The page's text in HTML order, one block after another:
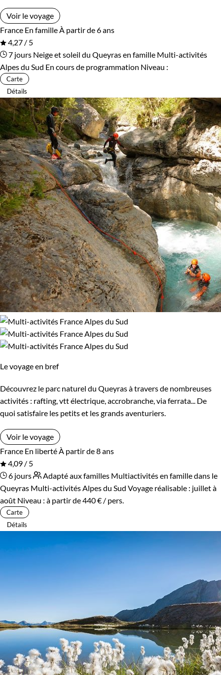
Voir le voyage
France En famille À partir de 6 ans
4,27 / 5
7 jours Neige et soleil du Queyras en famille Multi-activités
Alpes du Sud En cours de programmation Niveau :
Carte
Détails
Le voyage en bref
Découvrez le parc naturel du Queyras à travers de nombreuses
activités : rafting, vtt électrique, accrobranche, via ferrata... De
quoi satisfaire les petits et les grands aventuriers.
Voir le voyage
France En liberté À partir de 8 ans
4,09 / 5
6 jours
Adapté aux familles Multiactivités en famille dans le
Queyras Multi-activités Alpes du Sud Voyage réalisable : juillet à
août Niveau : à partir de440 € / pers.
Carte
Détails